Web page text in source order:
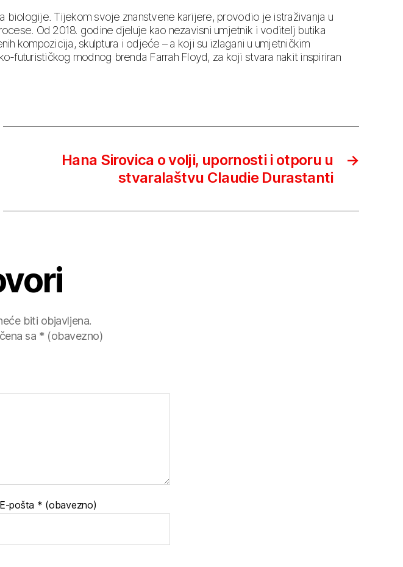
Tijekom svoje znanstvene karijere, provodio je istraživanja u
Od 2018. godine djeluje kao nezavisni umjetnik i voditelj butika
kompozicija, skulptura i odjeće – a koji su izlagani u umjetničkim
futurističkog modnog brenda Farrah Floyd, za koji stvara nakit inspiriran
→
Hana Sirovica o volji, upornosti i otporu u
stvaralaštvu Claudie Durastanti
biti objavljena.
sa * (obavezno)
E-pošta * (obavezno)